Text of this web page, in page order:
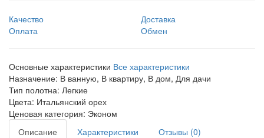
Качество
Доставка
Оплата
Обмен
Основные характеристики Все характеристики
Назначение: В ванную, В квартиру, В дом, Для дачи
Тип полотна: Легкие
Цвета: Итальянский орех
Ценовая категория: Эконом
Описание
Характеристики
Отзывы (0)